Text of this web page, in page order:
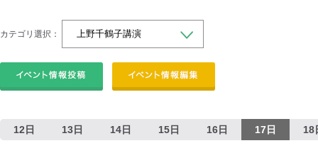
カテゴリ選択：
12日 13日 14日 15日 16日 17日 18